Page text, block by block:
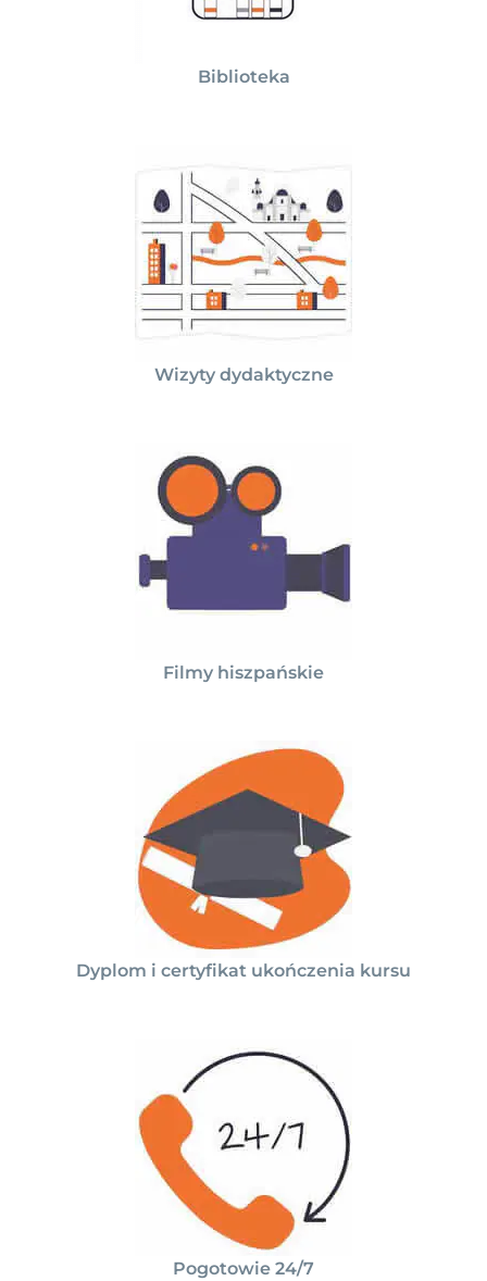
Biblioteka
Wizyty dydaktyczne
Filmy hiszpańskie
Dyplom i certyfikat ukończenia kursu
Pogotowie 24/7